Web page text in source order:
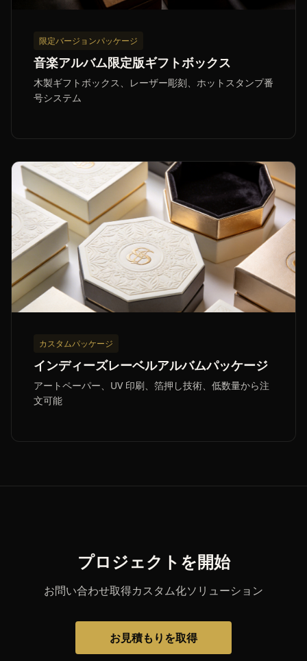
限定バージョンパッケージ
音楽アルバム限定版ギフトボックス
木製ギフトボックス、レーザー彫刻、ホットスタンプ番
号システム
カスタムパッケージ
インディーズレーベルアルバムパッケージ
アートペーパー、UV 印刷、箔押し技術、低数量から注
文可能
プロジェクトを開始
お問い合わせ取得カスタム化ソリューション
お見積もりを取得